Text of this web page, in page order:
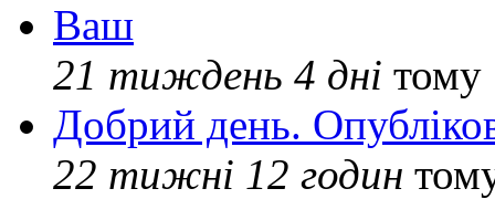
Ваш
21 тиждень 4 дні тому
Добрий день.
22 тижні 12 годин